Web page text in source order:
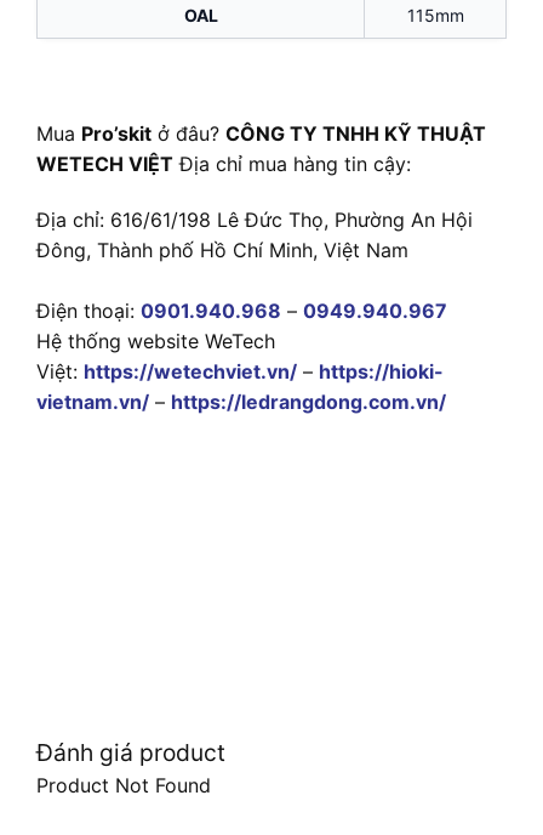
OAL 115mm
Mua Pro’skit ở đâu? CÔNG TY TNHH KỸ THUẬT
WETECH VIỆT Địa chỉ mua hàng tin cậy:
Địa chỉ: 616/61/198 Lê Đức Thọ, Phường An Hội
Đông, Thành phố Hồ Chí Minh, Việt Nam
Điện thoại: 0901.940.968 – 0949.940.967
Hệ thống website WeTech
Việt: https://wetechviet.vn/ – https://hioki-
vietnam.vn/ – https://ledrangdong.com.vn/
Đánh giá product
Product Not Found